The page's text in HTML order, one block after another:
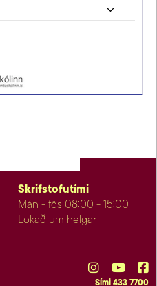
Skrifstofutími
Mán - fös 08:00 - 15:00
Lokað um helgar
Sími 433 7700